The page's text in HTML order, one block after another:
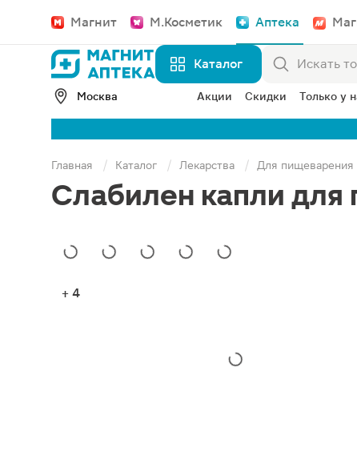
Магнит М.Косметик Аптека
Каталог
Москва Акции Скидки Только у
Главная Каталог Лекарства Для пищеварения
Слабилен капли для
+ 4